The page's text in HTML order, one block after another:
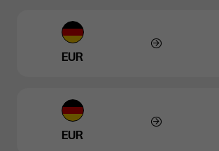
EUR
EUR